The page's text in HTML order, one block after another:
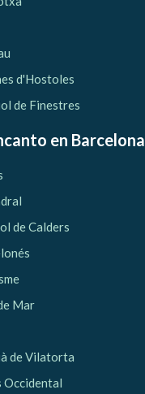
Verificar localizador
d'Hostoles
de Finestres
en Barcelona
de Calders
Mar
de Vilatorta
Occidental